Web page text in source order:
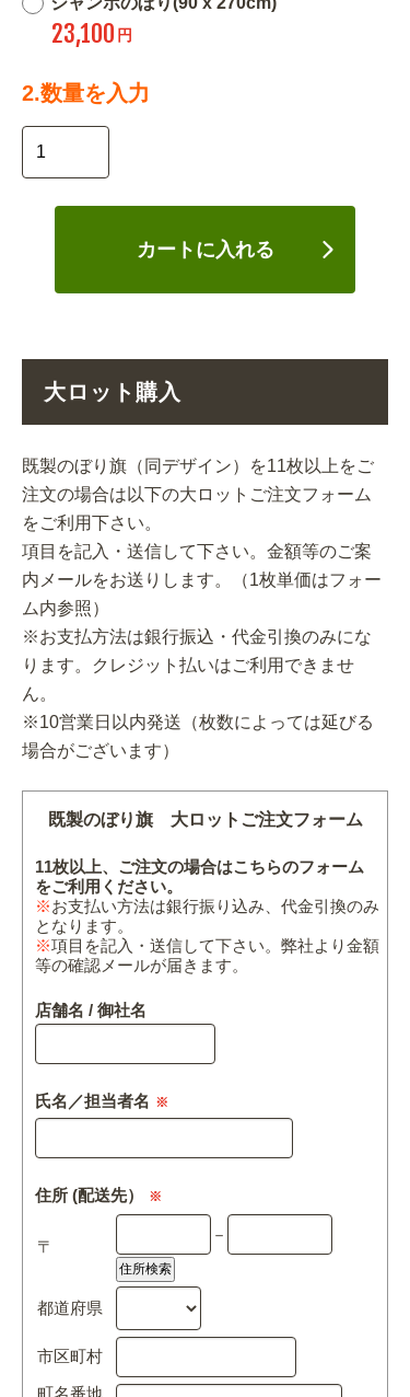
23,100 円
2.数量を入力
カートに入れる
大ロット購入
既製のぼり旗（同デザイン）を11枚以上をご
注文の場合は以下の大ロットご注文フォーム
をご利用下さい。
項目を記入・送信して下さい。金額等のご案
内メールをお送りします。（1枚単価はフォー
ム内参照）
※お支払方法は銀行振込・代金引換のみにな
ります。クレジット払いはご利用できませ
ん。
※10営業日以内発送（枚数によっては延びる
場合がございます）